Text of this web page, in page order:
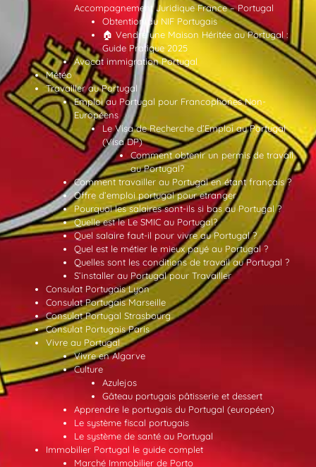
Accompagnement Juridique France – Portugal
Obtention du NIF Portugais
🏠 Vendre une Maison Héritée au Portugal :
Guide Pratique 2025
Avocat immigration Portugal
Météo
Travailler au Portugal
Emploi au Portugal pour Francophones Non-
Européens
Le Visa de Recherche d’Emploi au Portugal
(Visa DP)
Comment obtenir un permis de travail
au Portugal?
Comment travailler au Portugal en étant français ?
Offre d’emploi portugal pour etranger
Pourquoi les salaires sont-ils si bas au Portugal ?
Quelle est le Le SMIC au Portugal?
Quel salaire faut-il pour vivre au Portugal ?
Quel est le métier le mieux payé au Portugal ?
Quelles sont les conditions de travail au Portugal ?
S’installer au Portugal pour Travailler
Consulat Portugais Lyon
Consulat Portugais Marseille
Consulat Portugal Strasbourg
Consulat Portugais Paris
Vivre au Portugal
Vivre en Algarve
Culture
Azulejos
Gâteau portugais pâtisserie et dessert
Apprendre le portugais du Portugal (européen)
Le système fiscal portugais
Le système de santé au Portugal
Immobilier Portugal le guide complet
Marché Immobilier de Porto